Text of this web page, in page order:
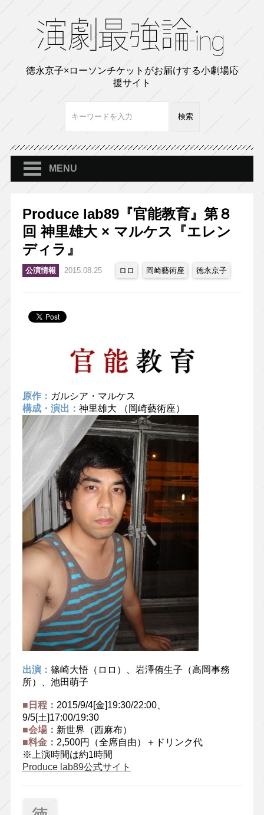
徳永京子×ローソンチケットがお届けする小劇場応
援サイト
MENU
Produce lab89『官能教育』第８
回 神里雄大 × マルケス『エレン
ディラ』
公演情報 2015.08.25 ロロ 岡崎藝術座 徳永京子
原作： ガルシア・マルケス
構成・演出： 神里雄大 （岡崎藝術座）
出演： 篠崎大悟（ロロ）、岩澤侑生子（高岡事務
所）、池田萌子
■日程： 2015/9/4[金]19:30/22:00、
9/5[土]17:00/19:30
■会場： 新世界（西麻布）
■料金： 2,500円（全席自由）＋ドリンク代
※上演時間は約1時間
Produce lab89公式サイト